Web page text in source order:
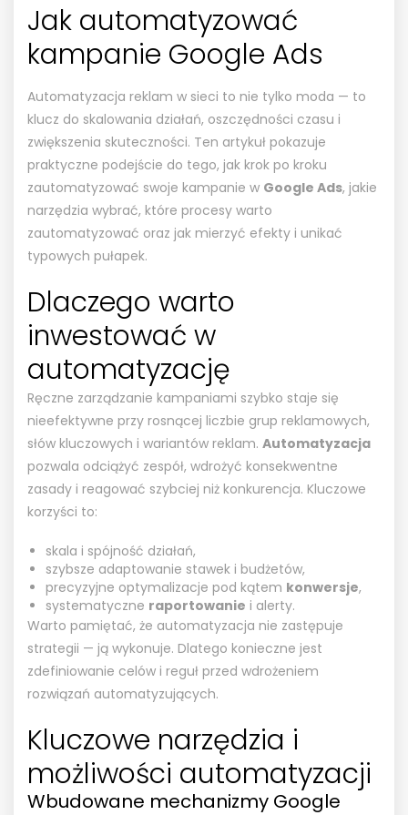
Jak automatyzować
kampanie Google Ads
Automatyzacja reklam w sieci to nie tylko moda — to
klucz do skalowania działań, oszczędności czasu i
zwiększenia skuteczności. Ten artykuł pokazuje
praktyczne podejście do tego, jak krok po kroku
zautomatyzować swoje kampanie w Google Ads, jakie
narzędzia wybrać, które procesy warto
zautomatyzować oraz jak mierzyć efekty i unikać
typowych pułapek.
Dlaczego warto
inwestować w
automatyzację
Ręczne zarządzanie kampaniami szybko staje się
nieefektywne przy rosnącej liczbie grup reklamowych,
słów kluczowych i wariantów reklam. Automatyzacja
pozwala odciążyć zespół, wdrożyć konsekwentne
zasady i reagować szybciej niż konkurencja. Kluczowe
korzyści to:
skala i spójność działań,
szybsze adaptowanie stawek i budżetów,
precyzyjne optymalizacje pod kątem konwersje,
systematyczne raportowanie i alerty.
Warto pamiętać, że automatyzacja nie zastępuje
strategii — ją wykonuje. Dlatego konieczne jest
zdefiniowanie celów i reguł przed wdrożeniem
rozwiązań automatyzujących.
Kluczowe narzędzia i
możliwości automatyzacji
Wbudowane mechanizmy Google